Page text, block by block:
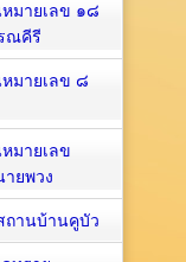
มายเลข ๑๘
ณคีรี
มายเลข ๘
มายเลข
ยพวง
านบ้านคูบัว